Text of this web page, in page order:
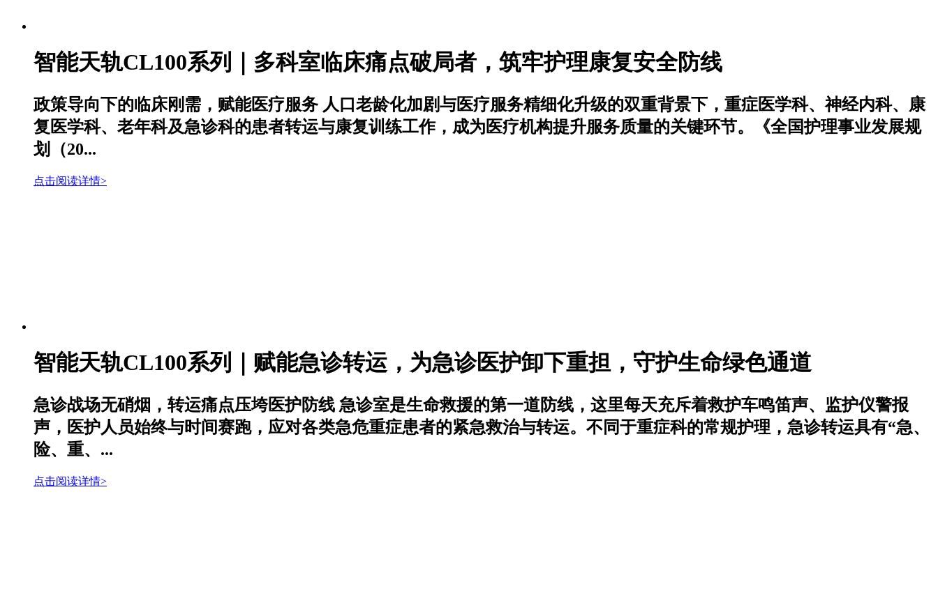
智能天轨CL100系列｜多科室临床痛点破局者，筑牢护理康复安全防线
政策导向下的临床刚需，赋能医疗服务 人口老龄化加剧与医疗服务精细化升级的双重背景下，重症医学科、神经内科、康
复医学科、老年科及急诊科的患者转运与康复训练工作，成为医疗机构提升服务质量的关键环节。《全国护理事业发展规
划（20...
点击阅读详情>
智能天轨CL100系列｜赋能急诊转运，为急诊医护卸下重担，守护生命绿色通道
急诊战场无硝烟，转运痛点压垮医护防线 急诊室是生命救援的第一道防线，这里每天充斥着救护车鸣笛声、监护仪警报
声，医护人员始终与时间赛跑，应对各类急危重症患者的紧急救治与转运。不同于重症科的常规护理，急诊转运具有“急、
险、重、...
点击阅读详情>